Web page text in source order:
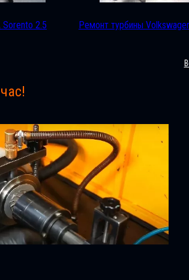
2.5 Ремонт турбины